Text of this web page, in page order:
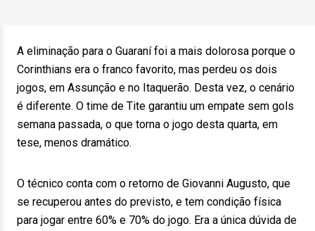
A eliminação para o Guaraní foi a mais dolorosa porque o
Corinthians era o franco favorito, mas perdeu os dois
jogos, em Assunção e no Itaquerão. Desta vez, o cenário
é diferente. O time de Tite garantiu um empate sem gols
semana passada, o que torna o jogo desta quarta, em
tese, menos dramático.
O técnico conta com o retorno de Giovanni Augusto, que
se recuperou antes do previsto, e tem condição física
para jogar entre 60% e 70% do jogo. Era a única dúvida de